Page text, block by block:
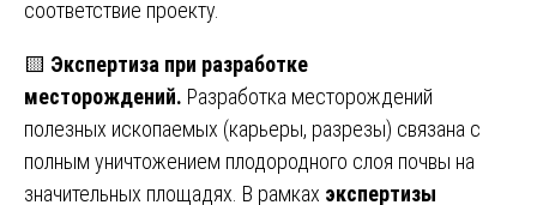
соответствие проекту.
🟨 Экспертиза при разработке
месторождений. Разработка месторождений
полезных ископаемых (карьеры, разрезы) связана с
полным уничтожением плодородного слоя почвы на
значительных площадях. В рамках экспертизы